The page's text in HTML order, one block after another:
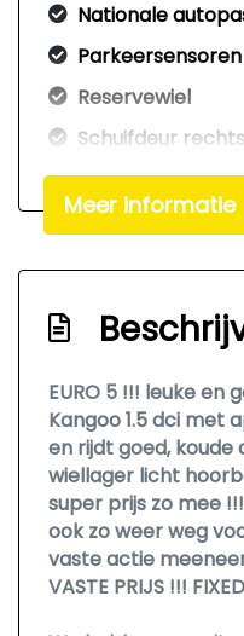
Nationale
Reservewiel
Schuifdeur rechts
Antenne
Getint glas
Trekhaak
Comfort
Boordcomputer
Cruise control
Meer informatie
EURO 5 !!! leuke en
Kangoo 1.5 dci met
en rijdt goed, koude
wiellager licht
super prijs zo mee
ook zo weer weg
vaste actie
VASTE PRIJS !!!